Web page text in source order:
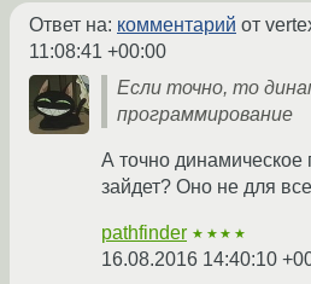
Ответ на: комментарий от
11:08:41 +00:00
Если точно, то
программирование
А точно
зайдет? Оно не для
pathfinder ★★★★
16.08.2016 14:40:10